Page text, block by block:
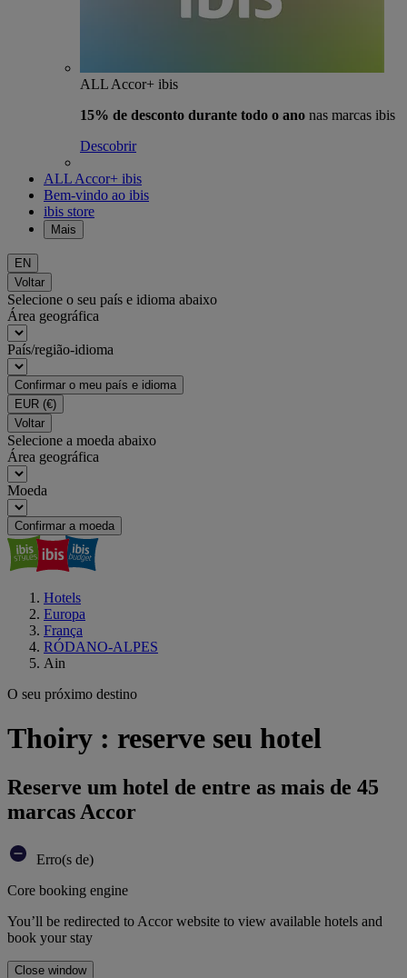
ALL Accor+ ibis
15% de desconto durante todo o ano nas marcas ibis
Descobrir
ALL Accor+ ibis
Bem-vindo ao ibis
ibis store
Mais
EN
Voltar
Selecione o seu país e idioma abaixo
Área geográfica
País/região-idioma
Confirmar o meu país e idioma
EUR (€)
Voltar
Selecione a moeda abaixo
Área geográfica
Moeda
Confirmar a moeda
Hotels
Europa
França
RÓDANO-ALPES
Ain
O seu próximo destino
Thoiry : reserve seu hotel
Reserve um hotel de entre as mais de 45
marcas Accor
Erro(s de)
Core booking engine
You’ll be redirected to Accor website to view available hotels and
book your stay
Close window